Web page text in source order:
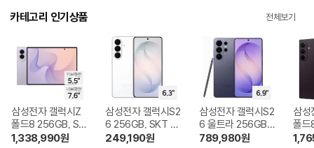
다.
카테고리 인기상품 전체보기
삼성전자 갤럭시Z
폴드8 256GB, SK
T 기기변경 완납
1,338,990원
삼성전자 갤럭시S2
6 256GB, SKT 기
기변경 완납
249,190원
삼성전자 갤럭시S2
6 울트라 256GB,
SKT 기기변경 완납
789,980원
삼성
폴드
GB,